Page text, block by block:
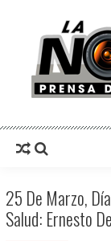
La Nota
25 De Marzo,
Salud: Ernesto